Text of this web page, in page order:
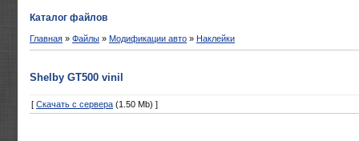
Каталог файлов
Главная » Файлы » Модификации авто » Наклейки
Shelby GT500 vinil
[ Скачать с сервера (1.50 Mb) ]